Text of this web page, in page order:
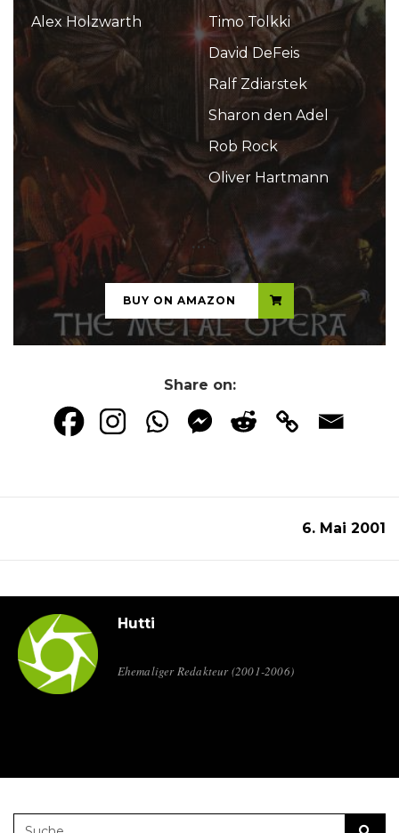
Alex Holzwarth
Timo Tolkki
David DeFeis
Ralf Zdiarstek
Sharon den Adel
Rob Rock
Oliver Hartmann
...
BUY ON AMAZON
Share on:
6. Mai 2001
Hutti
Ehemaliger Redakteur (2001-2006)